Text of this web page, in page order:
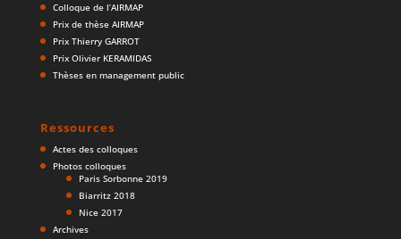
Colloque de l’AIRMAP
Prix de thèse AIRMAP
Prix Thierry GARROT
Prix Olivier KERAMIDAS
Thèses en management public
Ressources
Actes des colloques
Photos colloques
Paris Sorbonne 2019
Biarritz 2018
Nice 2017
Archives